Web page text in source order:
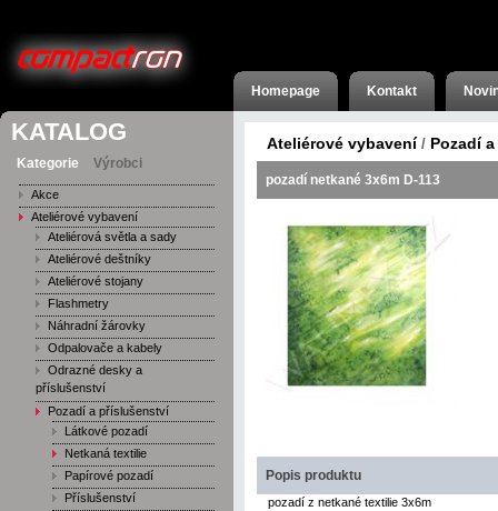
Homepage Kontakt
KATALOG
Kategorie Výrobci
Akce
Ateliérové vybavení
Ateliérová světla a sady
Ateliérové deštníky
Ateliérové stojany
Flashmetry
Náhradní žárovky
Odpalovače a kabely
Odrazné desky a
příslušenství
Pozadí a příslušenství
Látkové pozadí
Netkaná textilie
Papírové pozadí
Příslušenství
Ateliérové vybavení / Pozadí
pozadí netkané 3x6m D-113
Popis produktu
pozadí z netkané textilie 3x6m